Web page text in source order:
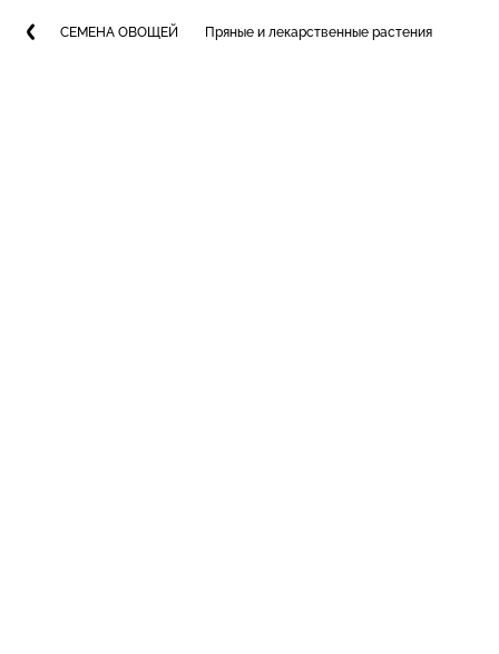
СЕМЕНА ОВОЩЕЙ Пряные и лекарственные растения